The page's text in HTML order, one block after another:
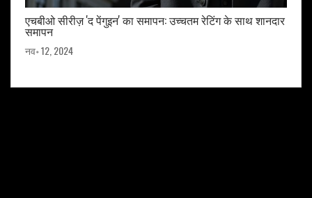
एचबीओ सीरीज़ 'द पेंगुइन' का समापन: उच्चतम रेटिंग के साथ शानदार
समापन
नव॰ 12, 2024